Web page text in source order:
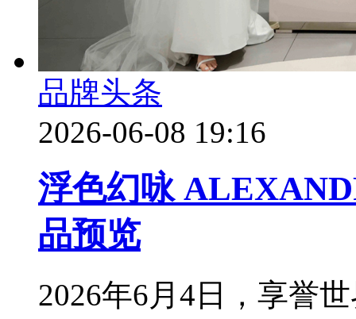
品牌头条
2026-06-08 19:16
浮色幻咏
品预览
2026年6月4日，享誉